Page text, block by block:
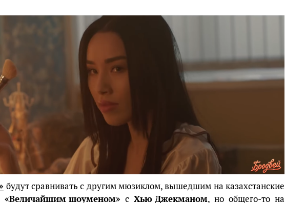
будут сравнивать с другим мюзиклом, вышедшим на казахстанские
«Величайшим шоуменом» с Хью Джекманом, но общего-то на